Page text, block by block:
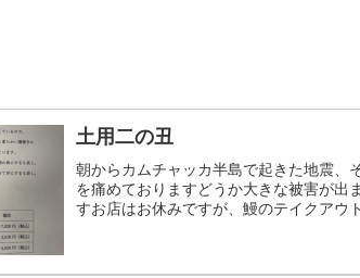
土用二の丑
朝からカムチャッカ半島で起きた地震、
を痛めておりますどうか大きな被害が
すお店はお休みですが、鰻のテイクアウ